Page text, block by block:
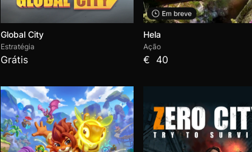
Global City
Estratégia
Grátis
Hela
Ação
€ 40